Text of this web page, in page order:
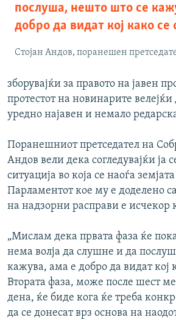
послуша, нешто што се
добро да видат кој како се
Стојан Андов, поранешен
зборувајќи за правото на јавен
протестот на новинарите велејќи
уредно најавен и немало
Поранешниот претседател на
Андов вели дека согледувајќи ја
ситуација во која се наоѓа
Парламентот кое му е доделено
на надзорни расправи е исчекор
„Мислам дека првата фаза ќе
нема волја да слушне и да
кажува, ама е добро да видат кој
Втората фаза, може после шест
дена, ќе биде кога ќе треба
да се донесат врз основа на